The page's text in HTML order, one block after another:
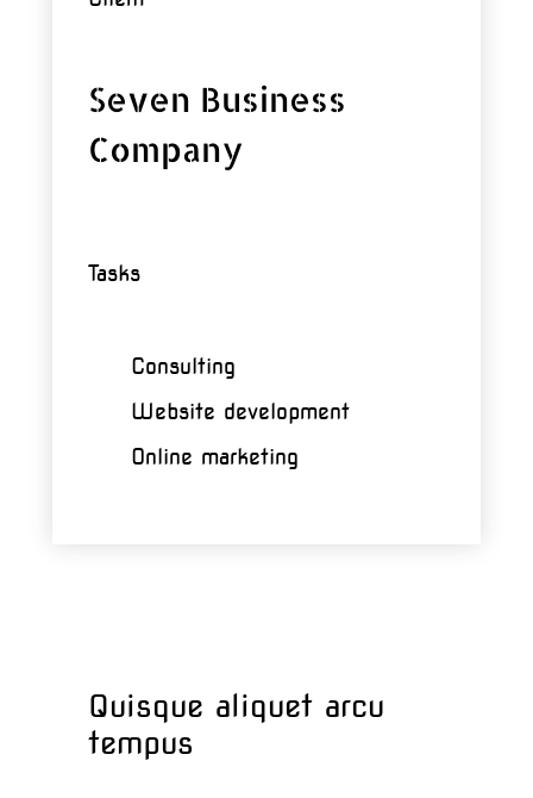
Seven Business
Company
Tasks
Consulting
Website development
Online marketing
Quisque aliquet arcu
tempus